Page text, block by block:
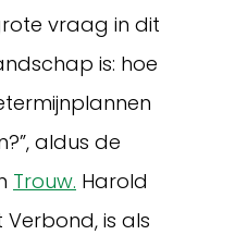
vraag in dit
is: hoe
aldus de
Trouw. Harold
is als